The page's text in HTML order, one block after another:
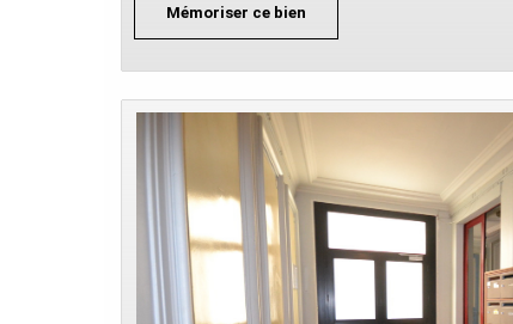
Mémoriser ce bien